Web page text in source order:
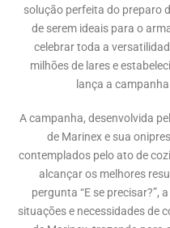
solução perfeita do preparo
de serem ideais para o
celebrar toda a
milhões de lares e
lança a
A campanha, desenvolvida
de Marinex e sua
contemplados pelo ato de
alcançar os melhores
pergunta “E se precisar?”,
situações e necessidades de